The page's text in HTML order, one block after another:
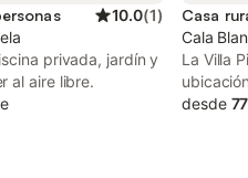
10.0(1)
privada, jardín y
al aire libre.
Casa
Cala
La Villa
minutos
desde